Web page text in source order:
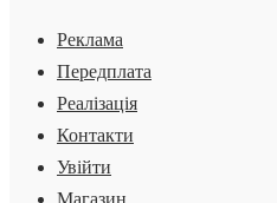
Реклама
Передплата
Реалізація
Контакти
Увійти
Магазин